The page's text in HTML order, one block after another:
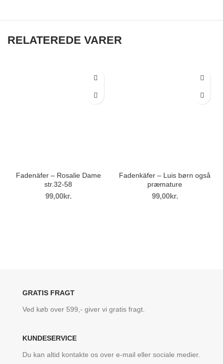
RELATEREDE VARER
Fadenäfer – Rosalie Dame
str.32-58
kr.
Fadenkäfer – Luis børn også
præmature
kr.
GRATIS FRAGT
Ved køb over 599,- giver vi gratis fragt.
KUNDESERVICE
Du kan altid kontakte os over e-mail eller sociale medier.